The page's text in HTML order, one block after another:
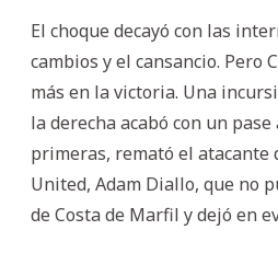
El choque decayó con las
cambios y el cansancio. Pero
más en la victoria. Una
la derecha acabó con un pase
primeras, remató el atacante
United, Adam Diallo, que no
de Costa de Marfil y dejó en